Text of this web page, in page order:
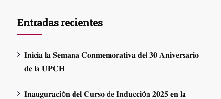
Entradas recientes
𝐈𝐧𝐢𝐜𝐢𝐚 𝐥𝐚 𝐒𝐞𝐦𝐚𝐧𝐚 𝐂𝐨𝐧𝐦𝐞𝐦𝐨𝐫𝐚𝐭𝐢𝐯𝐚 𝐝𝐞𝐥 𝟑𝟎 𝐀𝐧𝐢𝐯𝐞𝐫𝐬𝐚𝐫𝐢𝐨
𝐝𝐞 𝐥𝐚 𝐔𝐏𝐂𝐇
𝐈𝐧𝐚𝐮𝐠𝐮𝐫𝐚𝐜𝐢ó𝐧 𝐝𝐞𝐥 𝐂𝐮𝐫𝐬𝐨 𝐝𝐞 𝐈𝐧𝐝𝐮𝐜𝐜𝐢ó𝐧 𝟐𝟎𝟐𝟓 𝐞𝐧 𝐥𝐚